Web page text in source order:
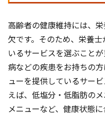
高齢者の健康維持には、
欠です。そのため、栄養
いるサービスを選ぶこと
病などの疾患をお持ちの
ューを提供しているサー
えば、低塩分・低脂肪の
メニューなど、健康状態